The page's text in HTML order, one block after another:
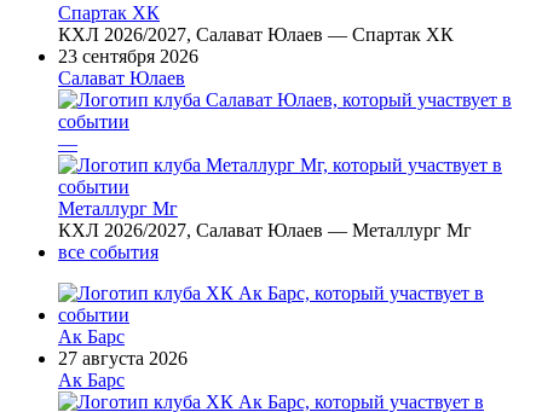
Спартак ХК
КХЛ 2026/2027, Салават Юлаев — Спартак ХК
23 сентября 2026
Салават Юлаев
—
Металлург Мг
КХЛ 2026/2027, Салават Юлаев — Металлург Мг
все события
Ак Барс
27 августа 2026
Ак Барс